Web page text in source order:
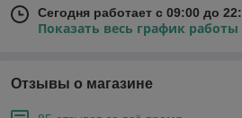
Сегодня работает с 09:00 до
Показать весь график работы
Отзывы о магазине